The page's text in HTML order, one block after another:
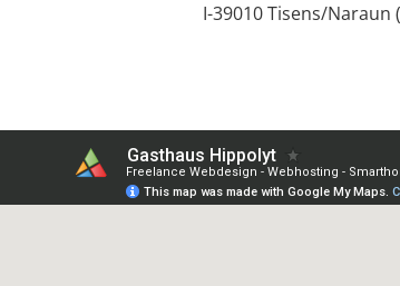
I-39010 Tisens/Naraun